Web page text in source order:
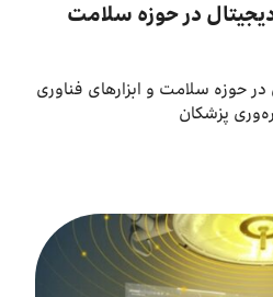
دیجیتال در حوزه سلامت
حوزه سلامت و ابزارهای فناوری
پزشکان